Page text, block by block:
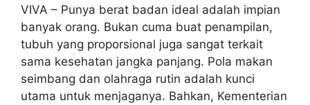
VIVA – Punya berat badan ideal adalah impian
banyak orang. Bukan cuma buat penampilan,
tubuh yang proporsional juga sangat terkait
sama kesehatan jangka panjang. Pola makan
seimbang dan olahraga rutin adalah kunci
utama untuk menjaganya. Bahkan, Kementerian